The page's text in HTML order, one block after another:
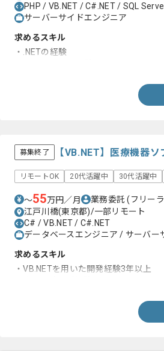
PHP / VB.NET / C#.NET / SQL
サーバーサイドエンジニア
求めるスキル
・.NETの経験
募集終了 【VB.NET】医療機器
リモートOK 20代活躍中 30代活躍中
〜55万円／月 業務委託(フリー
江戸川橋(東京都)/一部リモート
C# / VB.NET / C#.NET
データベースエンジニア / サーバー
求めるスキル
・VB.NETを用いた開発経験3年以上